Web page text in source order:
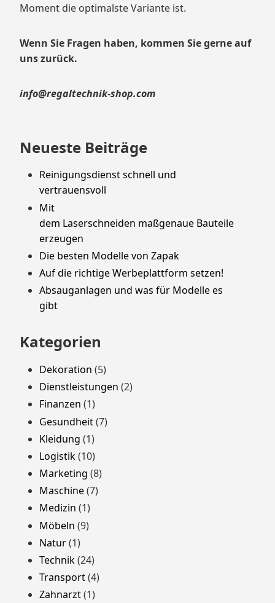
Moment die optimalste Variante ist.
Wenn Sie Fragen haben, kommen Sie gerne auf
uns zurück.
info@regaltechnik-shop.com
Neueste Beiträge
Reinigungsdienst schnell und
vertrauensvoll
Mit
dem Laserschneiden maßgenaue Bauteile
erzeugen
Die besten Modelle von Zapak
Auf die richtige Werbeplattform setzen!
Absauganlagen und was für Modelle es
gibt
Kategorien
Dekoration (5)
Dienstleistungen (2)
Finanzen (1)
Gesundheit(7)
Kleidung (1)
Logistik(10)
Marketing (8)
Maschine(7)
Medizin (1)
Möbeln (9)
Natur(1)
Technik(24)
Transport(4)
Zahnarzt(1)